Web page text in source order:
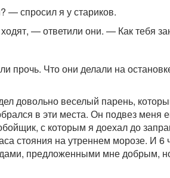
— спросил я у стариков.
— ответили они. — Как тебя
прочь. Что они делали на
довольно веселый парень,
в эти места. Он подвез меня
с которым я доехал до
стояния на утреннем морозе. И 6
предложенными мне добрым,